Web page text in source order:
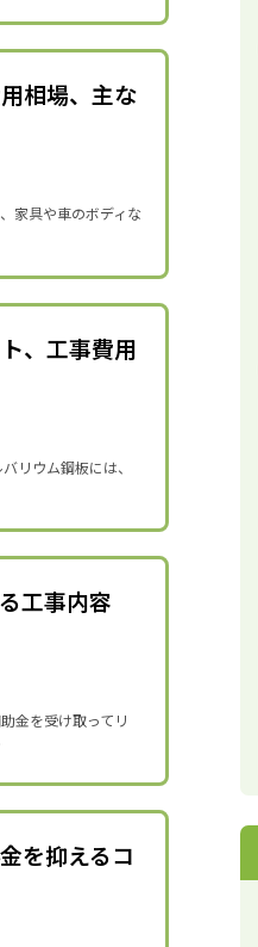
相場、主な
家具や車のボディな
、工事費用
リウム鋼板には、
工事内容
金を受け取ってリ
を抑えるコ